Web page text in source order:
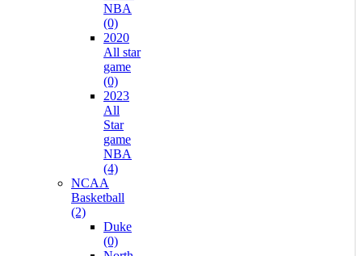
NBA
(0)
2020
All star
game
(0)
2023
All
Star
game
NBA
(4)
NCAA
Basketball
(2)
Duke
(0)